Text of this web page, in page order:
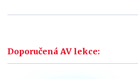
Doporučená AV lekce: